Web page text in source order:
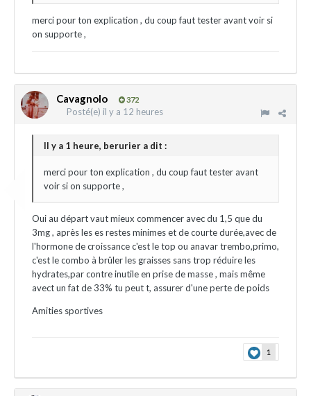
merci pour ton explication , du coup faut tester avant voir si
on supporte ,
Cavagnolo 372
Posté(e) il y a 12 heures
Il y a 1 heure, berurier a dit :
merci pour ton explication , du coup faut tester avant
voir si on supporte ,
Oui au départ vaut mieux commencer avec du 1,5 que du
3mg , après les es restes minimes et de courte durée,avec de
l'hormone de croissance c'est le top ou anavar trembo,primo,
c'est le combo à brûler les graisses sans trop réduire les
hydrates,par contre inutile en prise de masse , mais même
avect un fat de 33% tu peut t, assurer d'une perte de poids
Amities sportives
1